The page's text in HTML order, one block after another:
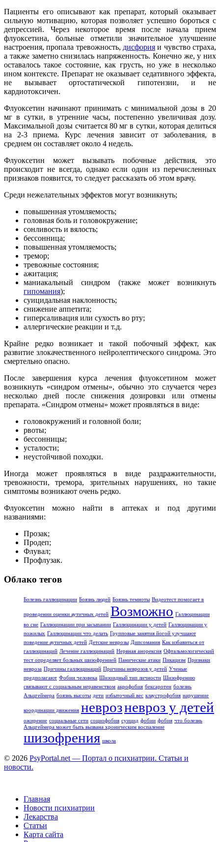
Пациенты его описывают как препарат, который оказывает
сильную мотивацию, которая позволяет успешно бороться с
депрессией. Через некоторое время после начала прием
флуоксетина, больные отметили значительное улучшение
настроения, пропала тревожность, дисфория и чувство страха,
а также заметно снизилась напряженность. Конечно же, у них
оставалось такое состояние, как грусть, но уже в несколько
ином контексте. Препарат не оказывает седативного эффекта,
не вызывает ортостатической гипотензии, и не
кардиотоксичен.
Флуоксетин начинают принимать с минимальной дозы в 20
мг в сутки, в утренние часы, постепенно увеличивая дозу.
Максимальной дозы считается 80 мг в сутки, которая делиться
на 2-3 приема. Курс лечения зависит от заболевания, в
среднем он составляет около 4 недель.
Флуоксетин может вызывать побочные действия, это
происходит не всегда, однако если один из перечисленных
признаков появится, то следует рассказать об этом врачу.
Среди нежелательных эффектов могут возникнуть;
повышенная утомляемость;
головная боль и головокружение;
сонливость и вялость;
бессонница;
повышенная утомляемость;
тремор;
тревожные состояния;
ажитация;
маниакальный синдром (также может возникнуть
гипомания);
суицидальная наклонность;
снижение аппетита;
гиперсаливация или сухость во рту;
аллергические реакции и т.д.
Крайне редко возникает и такой побочный эффект, как
развитие злокачественного нейролептического синдрома. Это
смертельно опасно.
После завершения курса лечения флуоксетином может
возникнуть «синдром отмены», обычно это случается через
несколько дней после снижения дозировки или отмены
препарата. «Синдром отмены» может проявляться в виде:
головокружений и головной боли;
рвоты;
бессонницы;
усталости;
неустойчивой походки.
Иногда может проявляться в виде раздражительности,
тревожности, тремора, зрительных нарушениях, но такие
симптомы возникают очень редко.
Флуоксетин можно найти в аптеках и под другими
названиями:
Прозак;
Продеп;
Флувал;
Профлузак.
Облако тегов
Болезнь галлюцинации Боязнь людей Боязнь темноты Видеотест помогает в
проведении оценки аутичных детей Возможно Галлюцинации
во сне Галлюцинации при засыпании Галлюцинации у детей Галлюцинации у
пожилых Галлюцинации что делать Групповые занятия йогой улучшают
поведение аутичных детей Детские неврозы Дипсомания Как избавиться от
галлюцинаций Лечение галлюцинаций Нервная анорексия Офтальмологический
тест определяет больных шизофренией Панические атаки Пикацизм Признаки
невроза Причины галлюцинаций Причины неврозов у детей Ученые
предполагают Фобии человека Шизоидный тип личности Шизофрению
связывают с социальным неравенством акрофобия бексаротен болезнь
Альцгеймера боязнь высоты дети избыточный вес клаустрофобия нарушение
координации движения неврозневроз у детей
ожирение социальные сети социофобия суицид фобии фобия что болезнь
Альцгеймера может быть вызвана хроническим воспаление
шизофрения школа
© 2026 PsyPortal.net — Портал о психиатрии. Статьи и
новости.
Главная
Новости психиатрии
Лекарства
Статьи
Карта сайта